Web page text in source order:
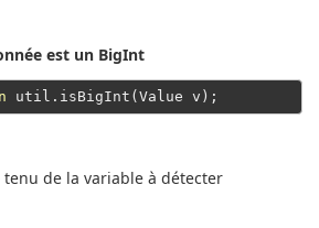
est un BigInt
tenu de la variable à détecter